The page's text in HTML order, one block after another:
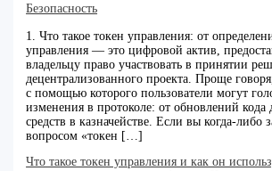
Безопасность
1. Что такое токен управления: от
управления — это цифровой актив,
владельцу право участвовать в принятии
децентрализованного проекта. Проще
с помощью которого пользователи могут
изменения в протоколе: от обновлений кода
средств в казначействе. Если вы когда-либо
вопросом «токен […]
Что такое токен управления и как он